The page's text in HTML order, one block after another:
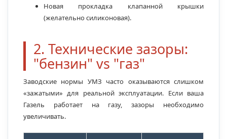
Новая прокладка клапанной крышки
(желательно силиконовая).
2. Технические зазоры:
"бензин" vs "газ"
Заводские нормы УМЗ часто оказываются слишком
«зажатыми» для реальной эксплуатации. Если ваша
Газель работает на газу, зазоры необходимо
увеличивать.